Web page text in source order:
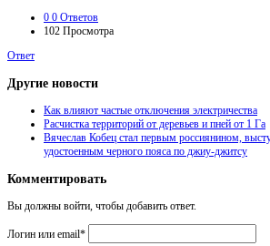
0 0 Ответов
102 Просмотра
Ответ
Другие новости
Как влияют частые отключения электричества
Расчистка территорий от деревьев и пней от 1 Га
Вячеслав Кобец стал первым россиянином,
удостоенным черного пояса по джиу-джитсу
Комментировать
Вы должны войти, чтобы добавить ответ.
Логин или email*